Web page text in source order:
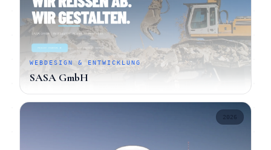
WEBDESIGN & ENTWICKLUNG
SASA GmbH
2026